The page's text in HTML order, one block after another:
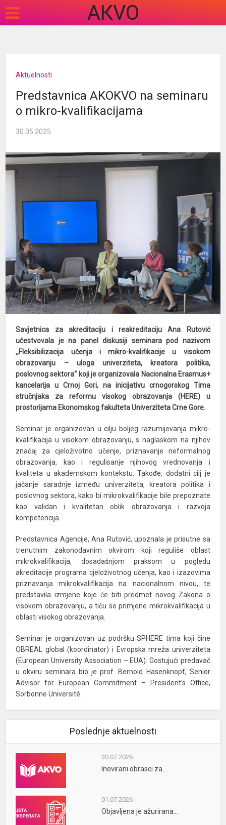
АКVO
Aktuelnosti
Predstavnica AKOKVO na seminaru
o mikro-kvalifikacijama
30.05.2025
Savjetnica za akreditaciju i reakreditaciju Ana Rutović
učestvovala je na panel diskusiji seminara pod nazivom
,,Fleksibilizacija učenja i mikro-kvalifikacije u visokom
obrazovanju – uloga univerziteta, kreatora politika,
poslovnog sektora“ koji je organizovala Nacionalna Erasmus+
kancelarija u Crnoj Gori, na inicijativu crnogorskog Tima
stručnjaka za reformu visokog obrazovanja (HERE) u
prostorijama Ekonomskog fakulteta Univerziteta Crne Gore.
Seminar je organizovan u cilju boljeg razumijevanja mikro-
kvalifikacija u visokom obrazovanju, s naglaskom na njihov
značaj za cjeloživotno učenje, priznavanje neformalnog
obrazovanja, kao i regulisanje njihovog vrednovanja i
kvaliteta u akademskom kontekstu. Takođe, dodatni cilj je
jačanje saradnje između univerziteta, kreatora politika i
poslovnog sektora, kako bi mikrokvalifikacije bile prepoznate
kao validan i kvalitetan oblik obrazovanja i razvoja
kompetencija.
Predstavnica Agencije, Ana Rutović, upoznala je prisutne sa
trenutnim zakonodavnim okvirom koji reguliše oblast
mikrokvalifikacija, dosadašnjom praksom u pogledu
akreditacije programa cjeloživotnog učenja, kao i izazovima
priznavanja mikrokvalifikacija na nacionalnom nivou, te
predstavila izmjene koje će biti predmet novog Zakona o
visokom obrazovanju, a tiču se primjene mikrokvalifikacija u
oblasti visokog obrazovanja.
Seminar je organizovan uz podršku SPHERE tima koji čine
OBREAL global (koordinator) i Evropska mreža univerziteta
(European University Association – EUA). Gostujući predavač
u okviru seminara bio je prof. Bernold Hasenknopf, Senior
Advisor for European Commitment – President’s Office,
Sorbonne Université.
Poslednje aktuelnosti
30.07.2026
Inovirani obrasci za...
01.07.2026
Objavljena je ažurirana...